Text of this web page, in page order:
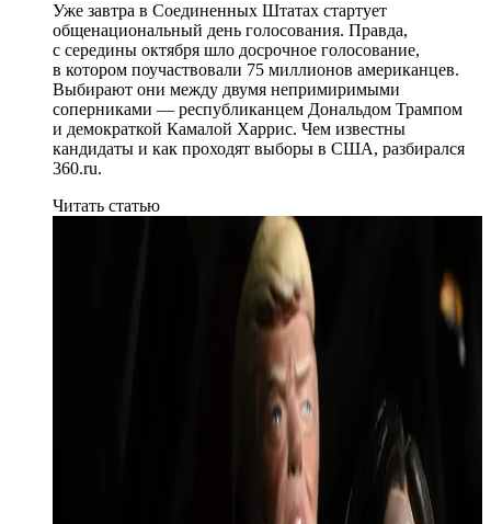
Уже завтра в Соединенных Штатах стартует
общенациональный день голосования. Правда,
с середины октября шло досрочное голосование,
в котором поучаствовали 75 миллионов американцев.
Выбирают они между двумя непримиримыми
соперниками — республиканцем Дональдом Трампом
и демократкой Камалой Харрис. Чем известны
кандидаты и как проходят выборы в США, разбирался
360.ru.
Читать статью